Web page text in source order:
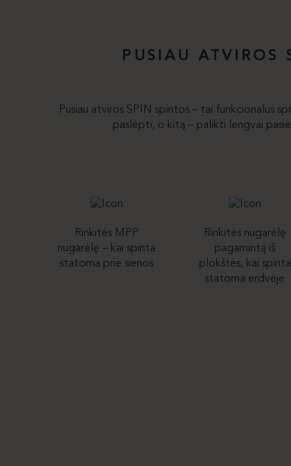
PUSIAU ATVIROS
Pusiau atviros SPIN spintos – tai funkcionalus
paslėpti, o kitą – palikti lengvai
Rinkitės MPP
nugarėlę – kai spinta
statoma prie sienos
Rinkitės nugarėlę
pagamintą iš
plokštės, kai spinta
statoma erdvėje